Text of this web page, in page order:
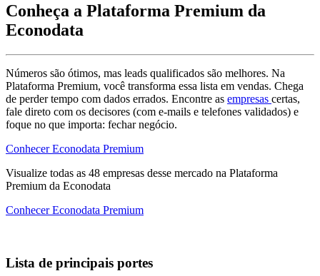
Conheça a Plataforma Premium da
Econodata
Números são ótimos, mas leads qualificados são melhores. Na
Plataforma Premium, você transforma essa lista em vendas. Chega
de perder tempo com dados errados. Encontre as empresas certas,
fale direto com os decisores (com e-mails e telefones validados) e
foque no que importa: fechar negócio.
Conhecer Econodata Premium
Visualize todas as 48 empresas desse mercado na Plataforma
Premium da Econodata
Conhecer Econodata Premium
Lista de principais portes